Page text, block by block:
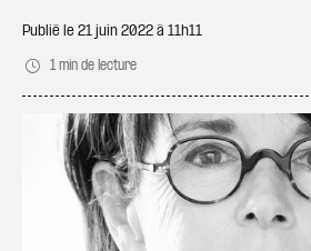
Publié le 21 juin 2022 à 11h11
1 min de lecture